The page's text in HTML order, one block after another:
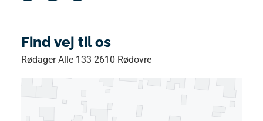
Find vej til os
Rødager Alle 133 2610 Rødovre